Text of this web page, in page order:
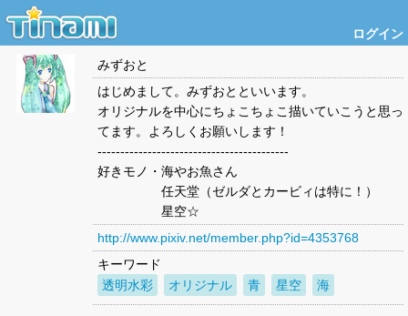
ログイン
みずおと
はじめまして。みずおとといいます。
オリジナルを中心にちょこちょこ描いていこうと思っ
てます。よろしくお願いします！
------------------------------------------
好きモノ・海やお魚さん
任天堂（ゼルダとカービィは特に！）
星空☆
http://www.pixiv.net/member.php?id=4353768
キーワード
透明水彩
オリジナル 青 星空 海